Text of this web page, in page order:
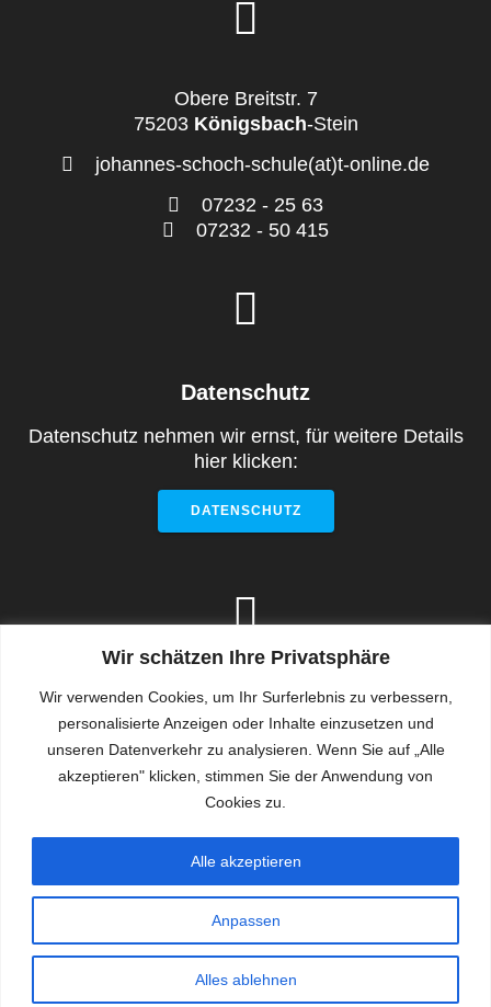
Wir schätzen Ihre Privatsphäre
Wir verwenden Cookies, um Ihr Surferlebnis zu verbessern,
personalisierte Anzeigen oder Inhalte einzusetzen und
unseren Datenverkehr zu analysieren. Wenn Sie auf „Alle
akzeptieren" klicken, stimmen Sie der Anwendung von
Cookies zu.
Anpassen
Alles ablehnen
Alle akzeptieren
Obere Breitstr. 7
75203 Königsbach-Stein
johannes-schoch-schule(at)t-online.de
07232 - 25 63
07232 - 50 415
Datenschutz
Datenschutz nehmen wir ernst, für weitere Details
hier klicken:
DATENSCHUTZ
Impressum
Hier klicken für Kontaktdaten der Schule, sowie
Aufsichts-, Träger und Haftungsinformationen:
© 2026 Johannes-Schoch-Schule. WordPress mit
dem ThemeOnePage Express